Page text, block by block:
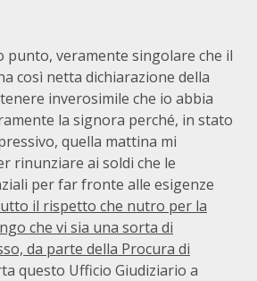
punto, veramente singolare che il
così netta dichiarazione della
inverosimile che io abbia
la signora perché, in stato
quella mattina mi
rinunziare ai soldi che le
per far fronte alle esigenze
il rispetto che nutro per la
che vi sia una sorta di
da parte della Procura di
questo Ufficio Giudiziario a